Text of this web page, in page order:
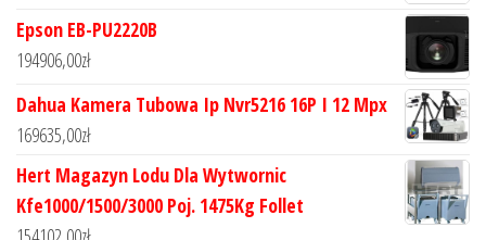
Epson EB-PU2220B
194906,00zł
Dahua Kamera Tubowa Ip Nvr5216 16P I 12 Mpx
169635,00zł
Hert Magazyn Lodu Dla Wytwornic
Kfe1000/1500/3000 Poj. 1475Kg Follet